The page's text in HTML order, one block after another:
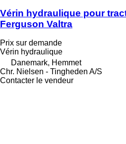
Vérin hydraulique pour
Ferguson Valtra
Prix sur demande
Vérin hydraulique
Danemark, Hemmet
Chr. Nielsen - Tingheden A/S
Contacter le vendeur